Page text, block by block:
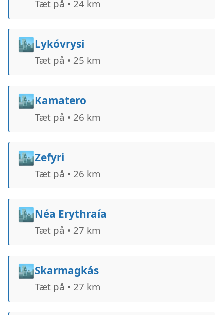
Tæt på • 24 km
🏙️Lykóvrysi
Tæt på • 25 km
🏙️Kamatero
Tæt på • 26 km
🏙️Zefyri
Tæt på • 26 km
🏙️Néa Erythraía
Tæt på • 27 km
🏙️Skarmagkás
Tæt på • 27 km